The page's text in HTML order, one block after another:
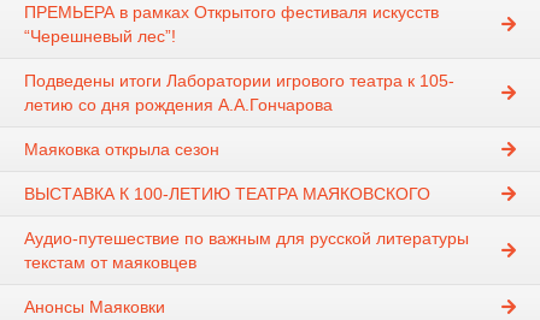
ПРЕМЬЕРА в рамках Открытого фестиваля искусств
“Черешневый лес”!
Подведены итоги Лаборатории игрового театра к 105-
летию со дня рождения А.А.Гончарова
Маяковка открыла сезон
ВЫСТАВКА К 100-ЛЕТИЮ ТЕАТРА МАЯКОВСКОГО
Аудио-путешествие по важным для русской литературы
текстам от маяковцев
Анонсы Маяковки